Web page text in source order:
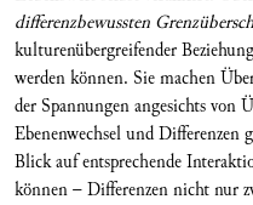
differenzbewussten
kulturenübergreifender
werden können. Sie machen
der Spannungen angesichts von
Ebenenwechsel und Differenzen
Blick auf entsprechende
können – Differenzen nicht nur